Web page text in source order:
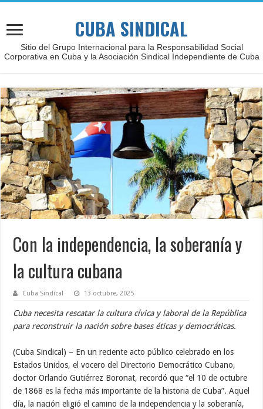
CUBA SINDICAL
Sitio del Grupo Internacional para la Responsabilidad Social
Corporativa en Cuba y la Asociación Sindical Independiente de Cuba
Con la independencia, la soberanía y
la cultura cubana
Cuba Sindical 13 octubre, 2025
Cuba necesita rescatar la cultura cívica y laboral de la República
para reconstruir la nación sobre bases éticas y democráticas.
(Cuba Sindical) – En un reciente acto público celebrado en los
Estados Unidos, el vocero del Directorio Democrático Cubano,
doctor Orlando Gutiérrez Boronat, recordó que “el 10 de octubre
de 1868 es la fecha más importante de la historia de Cuba”. Aquel
día, la nación eligió el camino de la independencia y la soberanía,